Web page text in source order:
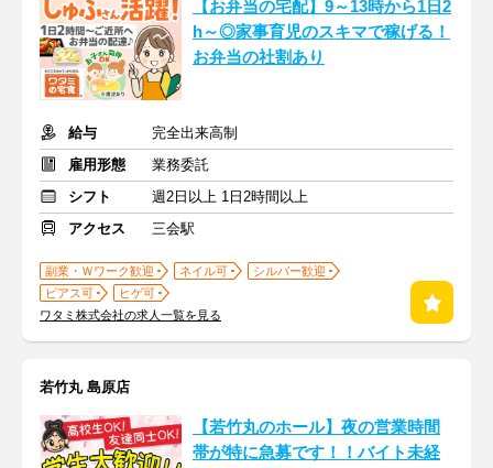
【お弁当の宅配】9～13時から1日2
h～◎家事育児のスキマで稼げる！
お弁当の社割あり
給与
完全出来高制
雇用形態
業務委託
シフト
週2日以上 1日2時間以上
アクセス
三会駅
副業・Ｗワーク歓迎 ネイル可
シルバー歓迎
ピアス可
ヒゲ可
ワタミ株式会社の求人一覧を見る
若竹丸 島原店
【若竹丸のホール】夜の営業時間
帯が特に急募です！！バイト未経